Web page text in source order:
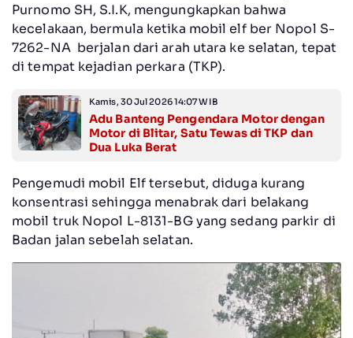
Purnomo SH, S.I.K, mengungkapkan bahwa
kecelakaan, bermula ketika mobil elf ber Nopol S-
7262-NA berjalan dari arah utara ke selatan, tepat
di tempat kejadian perkara (TKP).
Kamis, 30 Jul 2026 14:07 WIB
Adu Banteng Pengendara Motor dengan
Motor di Blitar, Satu Tewas di TKP dan
Dua Luka Berat
Pengemudi mobil Elf tersebut, diduga kurang
konsentrasi sehingga menabrak dari belakang
mobil truk Nopol L-8131-BG yang sedang parkir di
Badan jalan sebelah selatan.